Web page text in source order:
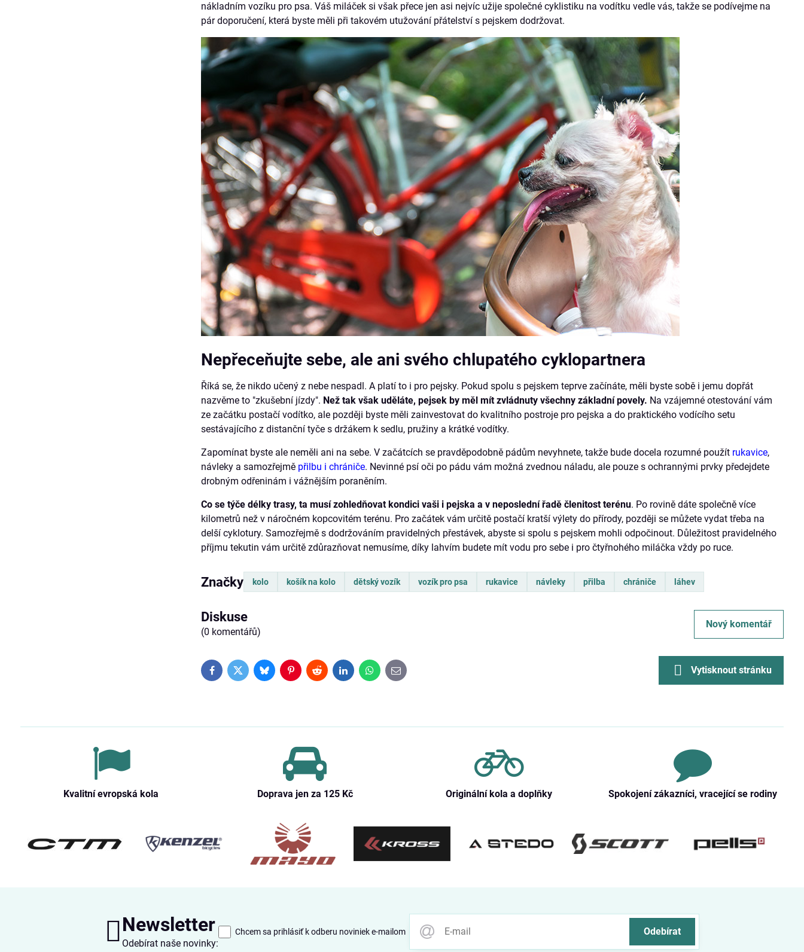
nákladním vozíku pro psa. Váš miláček si však přece jen asi nejvíc užije společné cyklistiku na vodítku vedle vás, takže se podívejme na
pár doporučení, která byste měli při takovém utužování přátelství s pejskem dodržovat.
Nepřeceňujte sebe, ale ani svého chlupatého cyklopartnera
Říká se, že nikdo učený z nebe nespadl. A platí to i pro pejsky. Pokud spolu s pejskem teprve začínáte, měli byste sobě i jemu dopřát
nazvěme to "zkušební jízdy". Než tak však uděláte, pejsek by měl mít zvládnuty všechny základní povely. Na vzájemné otestování vám
ze začátku postačí vodítko, ale později byste měli zainvestovat do kvalitního postroje pro pejska a do praktického vodícího setu
sestávajícího z distanční tyče s držákem k sedlu, pružiny a krátké vodítky.
Zapomínat byste ale neměli ani na sebe. V začátcích se pravděpodobně pádům nevyhnete, takže bude docela rozumné použít rukavice,
návleky a samozřejmě přilbu i chrániče. Nevinné psí oči po pádu vám možná zvednou náladu, ale pouze s ochrannými prvky předejdete
drobným odřeninám i vážnějším poraněním.
Co se týče délky trasy, ta musí zohledňovat kondici vaši i pejska a v neposlední řadě členitost terénu. Po rovině dáte společně více
kilometrů než v náročném kopcovitém terénu. Pro začátek vám určitě postačí kratší výlety do přírody, později se můžete vydat třeba na
delší cyklotury. Samozřejmě s dodržováním pravidelných přestávek, abyste si spolu s pejskem mohli odpočinout. Důležitost pravidelného
příjmu tekutin vám určitě zdůrazňovat nemusíme, díky lahvím budete mít vodu pro sebe i pro čtyřnohého miláčka vždy po ruce.
Značky kolo košík na kolo dětský vozík vozík pro psa rukavice návleky přilba chrániče láhev
Diskuse
(0 komentářů)
Nový komentář
FacebookTwitterBlueskyPinterestRedditLinkedInWhatsApp
E-
mail
Vytisknout stránku
Kvalitní evropská kola Doprava jen za 125 Kč Originální kola a doplňky Spokojení zákazníci, vracející se rodiny
Newsletter
Odebírat naše novinky:
Odebírat
Chcem sa prihlásiť k odberu noviniek e-mailom